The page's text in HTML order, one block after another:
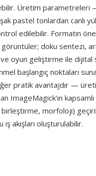
Üretim parametreleri
pastel tonlardan canlı
edilebilir. Formatın
görüntüler; doku sentezi,
oyun geliştirme ile dijital
başlangıç noktaları
pratik avantajdır —
ImageMagick'ın kapsamlı
birleştirme, morfoloji)
akışları oluşturulabilir.